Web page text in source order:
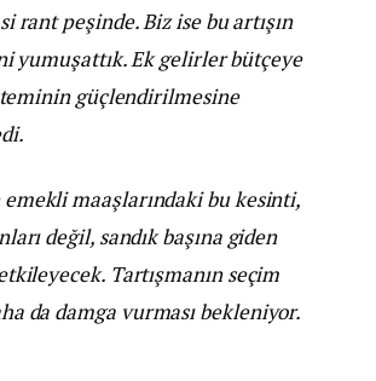
rant peşinde. Biz ise bu artışın
yumuşattık. Ek gelirler bütçeye
güçlendirilmesine
maaşlarındaki bu kesinti,
değil, sandık başına giden
Tartışmanın seçim
da damga vurması bekleniyor.